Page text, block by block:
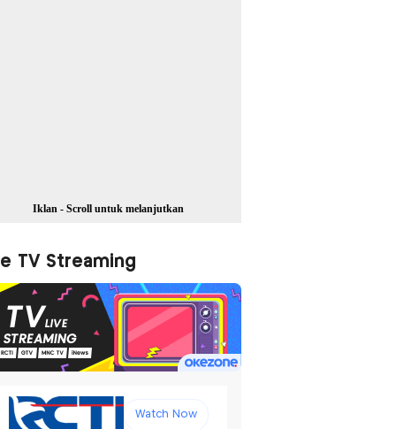
Iklan - Scroll untuk melanjutkan
TV Streaming
Watch Now